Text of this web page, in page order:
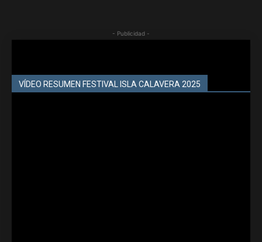
- Publicidad -
VÍDEO RESUMEN FESTIVAL ISLA CALAVERA 2025